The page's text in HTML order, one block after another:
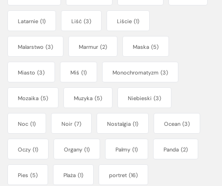
Latarnie (1) Liść (3) Liście (1)
Malarstwo (3) Marmur (2) Maska (5)
Miasto (3) Miś (1) Monochromatyzm (3)
Mozaika (5) Muzyka (5) Niebieski (3)
Noc (1) Noir (7) Nostalgia (1) Ocean (3)
Oczy (1) Organy (1) Palmy (1) Panda (2)
Pies (5) Plaża (1) portret (16)